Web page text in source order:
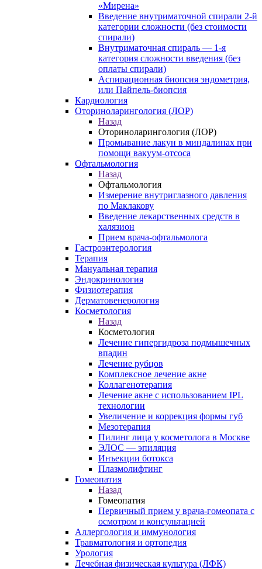
«Мирена»
Введение внутриматочной спирали 2-й
категории сложности (без стоимости
спирали)
Внутриматочная спираль — 1-я
категория сложности введения (без
оплаты спирали)
Аспирационная биопсия эндометрия,
или Пайпель-биопсия
Кардиология
Оториноларингология (ЛОР)
Назад
Оториноларингология (ЛОР)
Промывание лакун в миндалинах при
помощи вакуум-отсоса
Офтальмология
Назад
Офтальмология
Измерение внутриглазного давления
по Маклакову
Введение лекарственных средств в
халязион
Прием врача-офтальмолога
Гастроэнтерология
Терапия
Мануальная терапия
Эндокринология
Физиотерапия
Дерматовенерология
Косметология
Назад
Косметология
Лечение гипергидроза подмышечных
впадин
Лечение рубцов
Комплексное лечение акне
Коллагенотерапия
Лечение акне с использованием IPL
технологии
Увеличение и коррекция формы губ
Мезотерапия
Пилинг лица у косметолога в Москве
ЭЛОС — эпиляция
Инъекции ботокса
Плазмолифтинг
Гомеопатия
Назад
Гомеопатия
Первичный прием у врача-гомеопата с
осмотром и консультацией
Аллергология и иммунология
Травматология и ортопедия
Урология
Лечебная физическая культура (ЛФК)